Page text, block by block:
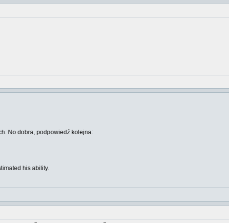
No dobra, podpowiedź kolejna:
his ability.